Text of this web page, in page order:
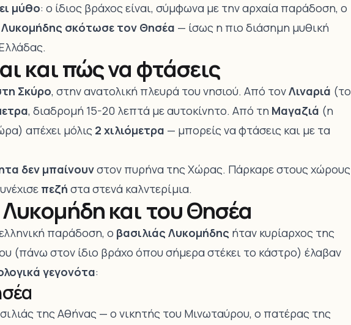
μύθο: ο ίδιος βράχος είναι, σύμφωνα με την αρχαία παράδοση, ο
Λυκομήδης σκότωσε τον Θησέα — ίσως η πιο διάσημη μυθική
και πώς να φτάσεις
Σκύρο, στην ανατολική πλευρά του νησιού. Από τονΛιναριά (το
, διαδρομή 15-20 λεπτά με αυτοκίνητο. Από τη Μαγαζιά (η
απέχει μόλις 2 χιλιόμετρα — μπορείς να φτάσεις και με τα
δεν μπαίνουνστον πυρήνα της Χώρας. Πάρκαρε στους χώρους
πεζή στα στενά καλντερίμια.
και του Θησέα
παράδοση, ο βασιλιάς Λυκομήδης ήταν κυρίαρχος της
(πάνω στον ίδιο βράχο όπου σήμερα στέκει το κάστρο) έλαβαν
γεγονότα:
της Αθήνας — ο νικητής του Μινωταύρου, ο πατέρας της